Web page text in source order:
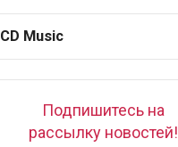
CD Music
Подпишитесь на
рассылку новостей!